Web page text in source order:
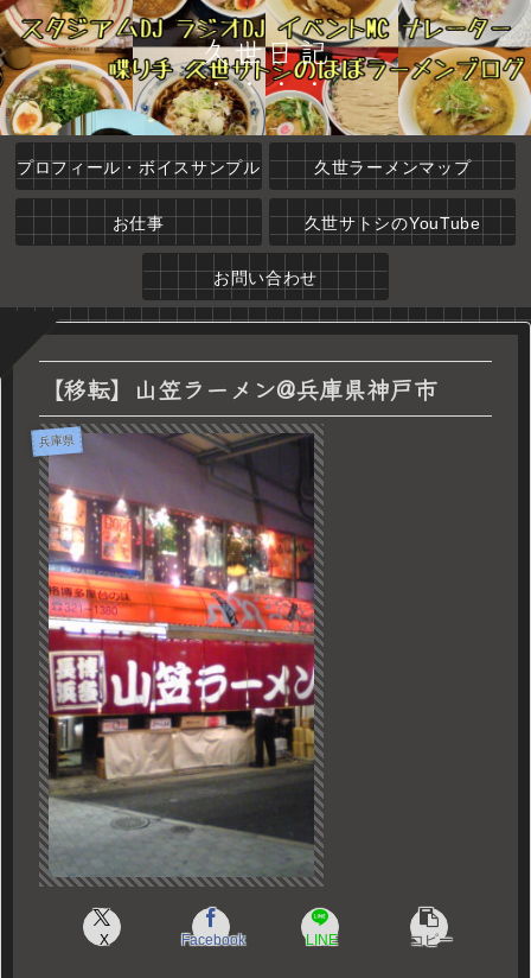
久世日記
プロフィール・ボイスサンプル 久世ラーメンマップ
お仕事 久世サトシのYouTube
お問い合わせ
【移転】山笠ラーメン@兵庫県神戸市
兵庫県
X Facebook LINE コピー